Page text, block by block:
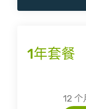
1年套餐
12 个